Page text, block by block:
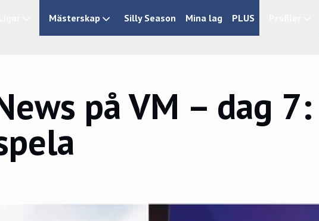
Mästerskap Silly Season Mina lag PLUS
på VM – dag